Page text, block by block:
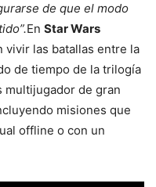
de que el modo
En Star Wars
vivir las batallas entre la
de tiempo de la trilogía
multijugador de gran
misiones que
offline o con un